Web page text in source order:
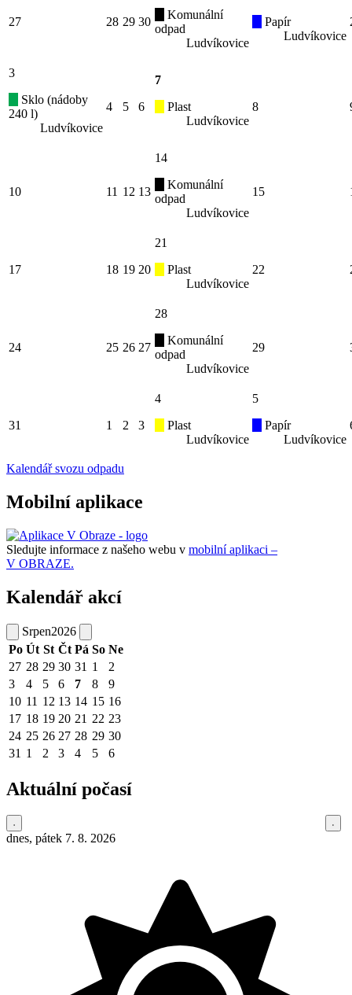
27 28 29 30
Komunální
odpad
Ludvíkovice
Papír
Ludvíkovice
3
Sklo (nádoby
240 l)
Ludvíkovice
4 5 6
7
Plast
Ludvíkovice
8
10 11 12 13
14
Komunální
odpad
Ludvíkovice
15
17 18 19 20
21
Plast
Ludvíkovice
22
24 25 26 27
28
Komunální
odpad
Ludvíkovice
29
31 1 2 3
4
Plast
Ludvíkovice
5
Papír
Ludvíkovice
Kalendář svozu odpadu
Mobilní aplikace
Sledujte informace z našeho webu v mobilní aplikaci –
V OBRAZE.
Kalendář akcí
Srpen2026
Po Út St Čt Pá So Ne
27 28 29 30 31 1
2
3
4 5 6 7 8
9
10 11 12 13 14 15 16
17 18 19 20 21 22 23
24 25 26 27 28 29 30
31 1 2 3 4 5 6
Aktuální počasí
dnes, pátek 7. 8. 2026